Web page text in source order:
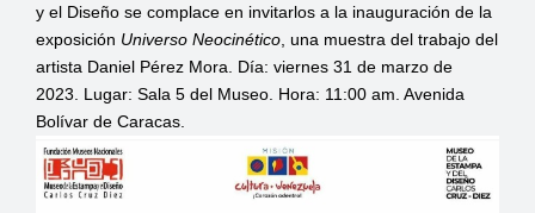
y el Diseño se complace en invitarlos a la inauguración de la
exposición Universo Neocinético , una muestra del trabajo del
artista Daniel Pérez Mora. Día: viernes 31 de marzo de
2023. Lugar: Sala 5 del Museo. Hora: 11:00 am. Avenida
Bolívar de Caracas.